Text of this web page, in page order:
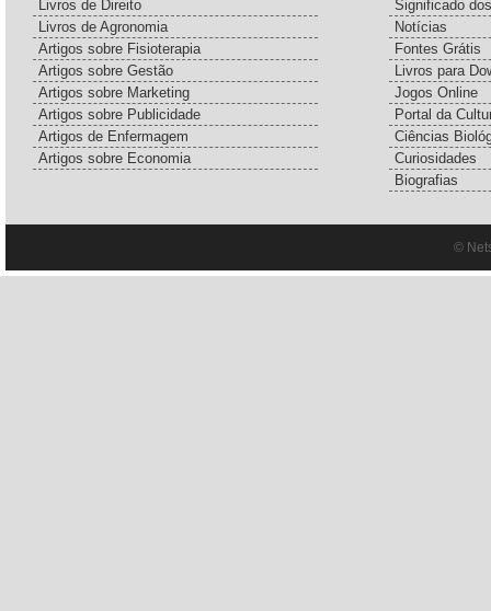
Livros de Direito
Livros de Agronomia
Artigos sobre Fisioterapia
Artigos sobre Gestão
Artigos sobre Marketing
Artigos sobre Publicidade
Artigos de Enfermagem
Artigos sobre Economia
Significado
Notícias
Fontes Grátis
Livros para
Jogos Online
Portal da
Ciências
Curiosidades
Biografias
©